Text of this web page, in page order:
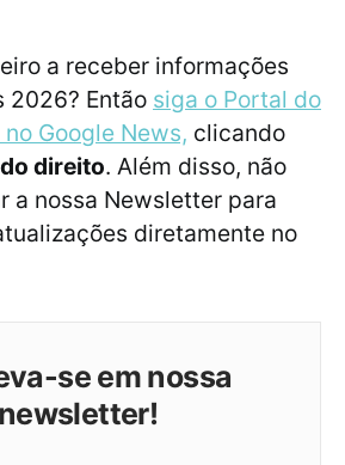
a receber informações
2026? Então siga o Portal do
Google News, clicando
direito. Além disso, não
a nossa Newsletter para
diretamente no
se em nossa
newsletter!